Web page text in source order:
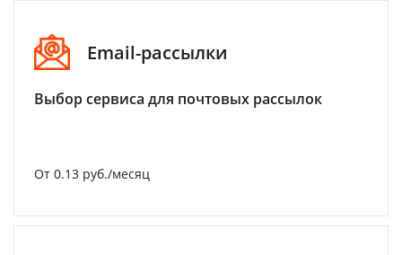
Email-рассылки
Выбор сервиса для почтовых рассылок
От 0.13 руб./месяц